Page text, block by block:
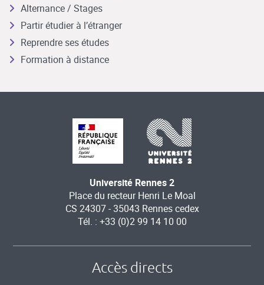
Alternance / Stages
Partir étudier à l’étranger
Reprendre ses études
Formation à distance
Université Rennes 2
Place du recteur Henri Le Moal
CS 24307 - 35043 Rennes cedex
Tél. : +33 (0)2 99 14 10 00
Accès directs